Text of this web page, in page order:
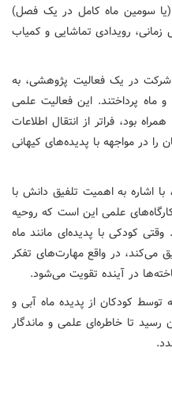
سومین ماه کامل در یک فصل)
رویدادی تماشایی و کمیاب
شرکت در یک فعالیت پژوهشی، به
پرداختند. این فعالیت علمی
بود، فراتر از انتقال اطلاعات
در مواجهه با پدیده‌های کیهانی
مربی مسئول مرکز ۴ اراک، با اشاره به اهمیت تلفیق دانش با
علمی این است که روحیه
کودکی با پدیده‌ای مانند ماه
می‌کند، در واقع مهارت‌های تفکر
در آینده تقویت می‌شود.
توسط کودکان از پدیده ماه آبی و
رسید تا خاطره‌ای علمی و ماندگار